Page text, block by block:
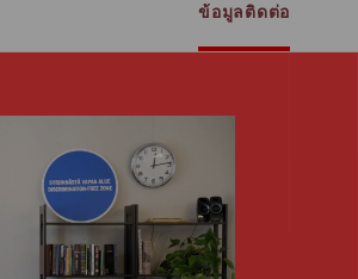
ข้อมูลติดต่อ